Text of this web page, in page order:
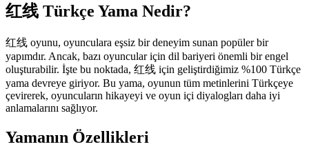
红线 Türkçe Yama Nedir?
红线 oyunu, oyunculara eşsiz bir deneyim sunan popüler bir
yapımdır. Ancak, bazı oyuncular için dil bariyeri önemli bir engel
oluşturabilir. İşte bu noktada, 红线 için geliştirdiğimiz %100 Türkçe
yama devreye giriyor. Bu yama, oyunun tüm metinlerini Türkçeye
çevirerek, oyuncuların hikayeyi ve oyun içi diyalogları daha iyi
anlamalarını sağlıyor.
Yamanın Özellikleri